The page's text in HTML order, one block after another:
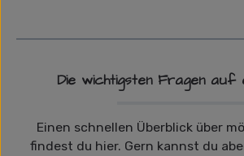
Die wichtigsten Fragen auf
Einen schnellen Überblick über
findest du hier. Gern kannst du